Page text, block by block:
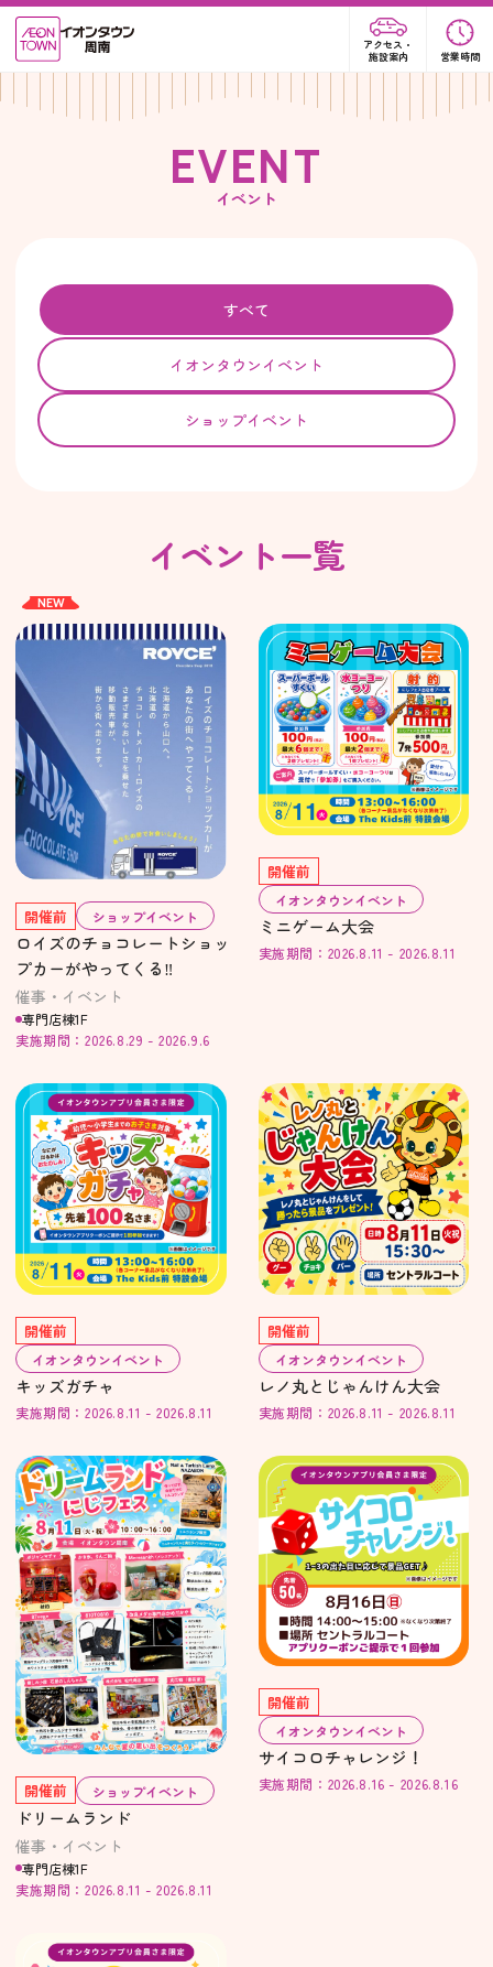
アクセス・
施設案内
営業時間
EVENT
イベント
すべて
イオンタウンイベント
ショップイベント
イベント一覧
NEW
開催前 ショップイベント
ロイズのチョコレートショッ
プカーがやってくる‼
催事・イベント
専門店棟1F
実施期間：2026.8.29 - 2026.9.6
開催前
イオンタウンイベント
ミニゲーム大会
実施期間：2026.8.11 - 2026.8.11
開催前
イオンタウンイベント
キッズガチャ
実施期間：2026.8.11 - 2026.8.11
開催前
イオンタウンイベント
レノ丸とじゃんけん大会
実施期間：2026.8.11 - 2026.8.11
開催前 ショップイベント
ドリームランド
催事・イベント
専門店棟1F
実施期間：2026.8.11 - 2026.8.11
開催前
イオンタウンイベント
サイコロチャレンジ！
実施期間：2026.8.16 - 2026.8.16